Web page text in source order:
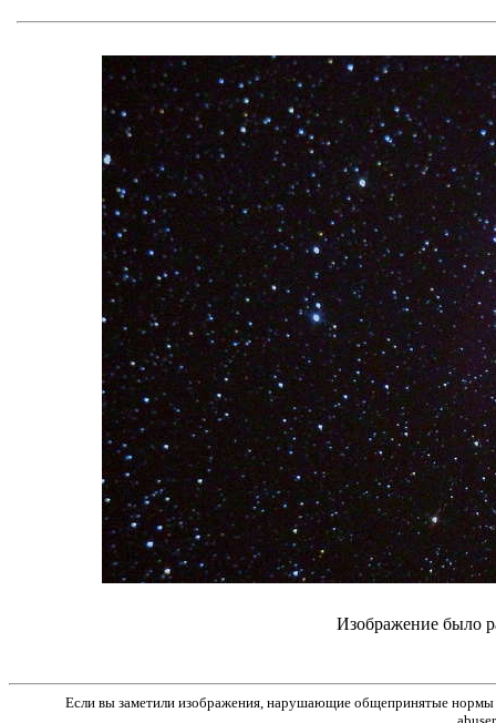
Изображение было
Если вы заметили изображения, нарушающие общепринятые нормы